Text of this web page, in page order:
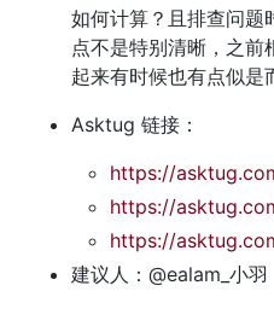
如何计算？且排查问题
点不是特别清晰，之前
起来有时候也有点似是
Asktug 链接：
https://
https://
https://
建议人：@ealam_小羽